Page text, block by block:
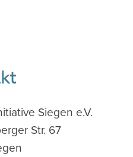
Siegen e.V.
Str. 67